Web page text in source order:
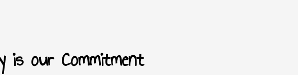
is our Commitment